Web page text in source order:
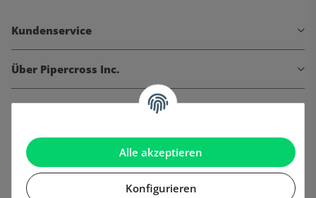
Alle akzeptieren
Konfigurieren
Kundenservice
Über Pipercross Inc.
Informationen
Gesetzliche Informationen